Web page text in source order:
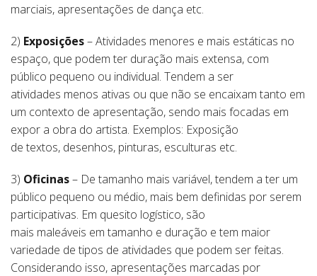
marciais, apresentações de dança etc.
2) Exposições– Atividades menores e mais estáticas no
espaço, que podem ter duração mais extensa, com
público pequeno ou individual. Tendem a ser
atividades menos ativas ou que não se encaixam tanto em
um contexto de apresentação, sendo mais focadas em
expor a obra do artista. Exemplos: Exposição
de textos, desenhos, pinturas, esculturas etc.
3) Oficinas– De tamanho mais variável, tendem a ter um
público pequeno ou médio, mais bem definidas por serem
participativas. Em quesito logístico, são
mais maleáveis em tamanho e duração e tem maior
variedade de tipos de atividades que podem ser feitas.
Considerando isso, apresentações marcadas por